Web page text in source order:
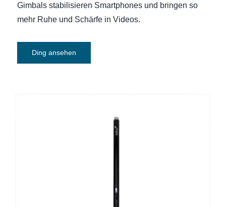
Gimbals stabilisieren Smartphones und bringen so
mehr Ruhe und Schärfe in Videos.
Ding ansehen